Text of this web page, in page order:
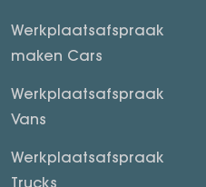
Werkplaatsafspraak
maken Cars
Werkplaatsafspraak
Vans
Werkplaatsafspraak
Trucks